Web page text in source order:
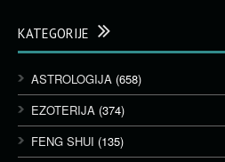
KATEGORIJE
ASTROLOGIJA (658)
EZOTERIJA (374)
FENG SHUI (135)